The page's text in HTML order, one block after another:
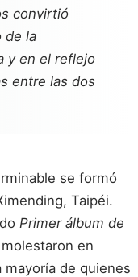
convirtió
de la
y en el reflejo
entre las dos
se formó
Taipéi.
Primer álbum de
en
mayoría de quienes